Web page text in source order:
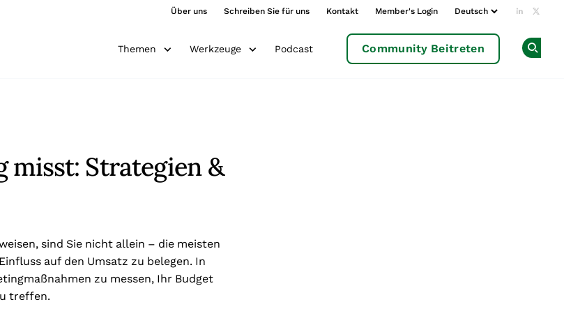
Über uns Schreiben Sie für uns Kontakt Member's Login Add us
Themen Werkzeuge Podcast Community Beitreten
misst: Strategien &
sind Sie nicht allein – die meisten
auf den Umsatz zu belegen. In
zu messen, Ihr Budget
treffen.